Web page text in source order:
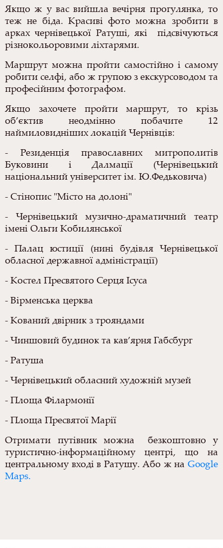
Якщо ж у вас вийшла вечірня прогулянка, то
теж не біда. Красиві фото можна зробити в
арках чернівецької Ратуші, які підсвічуються
різнокольоровими ліхтарями.
Маршрут можна пройти самостійно і самому
робити селфі, або ж групою з екскурсоводом та
професійним фотографом.
Якщо захочете пройти маршрут, то крізь
об’єктив неодмінно побачите 12
наймиловидніших локацій Чернівців:
- Резиденція православних митрополитів
Буковини і Далмації (Чернівецький
національний університет ім. Ю.Федьковича)
- Стінопис "Місто на долоні"
- Чернівецький музично-драматичний театр
імені Ольги Кобилянської
- Палац юстиції (нині будівля Чернівецької
обласної державної адміністрації)
- Костел Пресвятого Серця Ісуса
- Вірменська церква
- Кований двірник з трояндами
- Чиншовий будинок та кав’ярня Габсбург
- Ратуша
- Чернівецький обласний художній музей
- Площа Філармонії
- Площа Пресвятої Марії
Отримати путівник можна безкоштовно у
туристично-інформаційному центрі, що на
центральному вході в Ратушу. Або ж на Google
Maps.